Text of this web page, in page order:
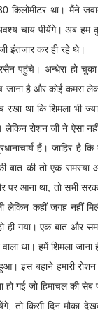
किलोमीटर था। मैंने
चाय पीयेंगे। अब हम
इंतजार कर ही रहे थे।
पहुंचे। अन्धेरा हो
जाना है और कोई कमरा
रखा था कि शिमला भी
रोशन जी ने ऐसा
हैं। जाहिर है
बात की तो एक समस्या
पर आना था, तो सभी
लेकिन कहीं जगह नहीं
ही गया। एक बात और
था। हमें शिमला जाना
इस बहाने हमारी
हो गई जो हिमाचल की
तो किसी दिन मौका